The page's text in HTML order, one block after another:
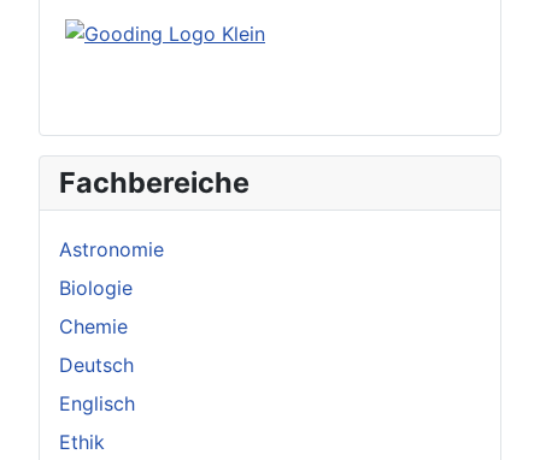
Fachbereiche
Astronomie
Biologie
Chemie
Deutsch
Englisch
Ethik